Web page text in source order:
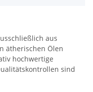
aus
ätherischen Ölen
hochwertige
sind